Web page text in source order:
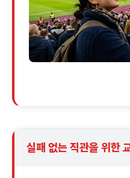
실패 없는 직관을 위한